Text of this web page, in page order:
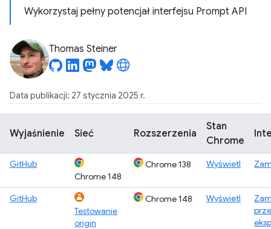
Wykorzystaj pełny potencjał interfejsu Prompt API
Thomas Steiner
Data publikacji: 27 stycznia 2025 r.
Wyjaśnienie Sieć Rozszerzenia
Stan
Chrome
GitHub
Chrome 148
Chrome 138 Wyświetl
GitHub
Testowanie
origin
Chrome 148 Wyświetl